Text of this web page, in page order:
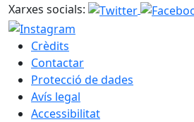
Xarxes socials:
Crèdits
Contactar
Protecció de dades
Avís legal
Accessibilitat